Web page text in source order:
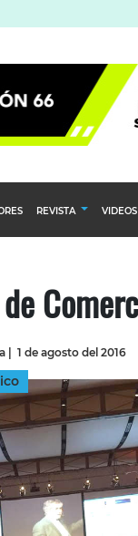
REVISTA VIDEOS
| 1 de agosto del 2016